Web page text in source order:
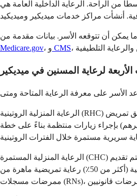
تصل إلى 5 أيام متتالية لمنح مقدمي الرعاية الأسرية قسطًا من الراحة. الرعاية الداخلية العامة هي
Medicare.gov ، و CMS
الأربعة لرعاية المسنين في ميديكير
الرعاية المنزلية الروتينية (RHC) هي الخدمة الأكثر شيوعًا لرعاية المسنين، ويتم تقديمها في أي مكان يعيش فيه المريض. يمكن أن يكون منزل المريض مسكنًا خاصًا، أو مرفق معيشة بمساعدة، أو مرفق تمريض
بإجراء زيارات منتظمة بناءً على خطة
الرعاية المنزلية المستمرة (CHC) هي المستوى الذي يوفر ما يصل إلى 24 ساعة من الرعاية التمريضية في المنزل. يتم تقديم CHC فقط خلال فترات قصيرة من الأزمات السريرية عندما تكون الرعاية التمريضية
المكثفة ضرورية لإبقاء المريض في المنزل وتجنب الاستشفاء. يتطلب المستوى 8 ساعات على الأقل من الرعاية المباشرة للمريض في فترة 24 ساعة، مع كون الغالبية (أكثر من 50٪) رعاية تمريضية ماهرة من